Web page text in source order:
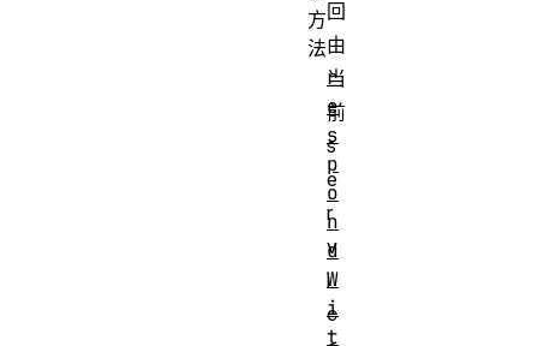
回
由
当
前
s
e
r
v
i
c
方
法
r
e
s
p
o
n
d
W
i
t